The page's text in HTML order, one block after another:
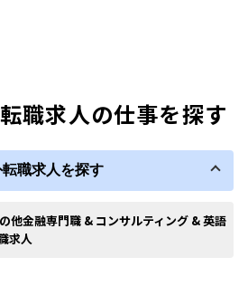
職求人の仕事を探す
職求人を探す
他金融専門職 & コンサルティング & 英語
求人